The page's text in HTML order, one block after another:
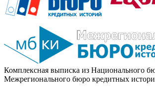
Комплексная выписка из Национального
Межрегионального бюро кредитных